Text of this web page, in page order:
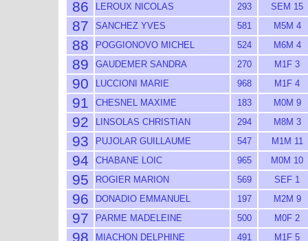
86 LEROUX NICOLAS 293 SEM 15
87 SANCHEZ YVES 581 M5M 4
88 POGGIONOVO MICHEL 524 M6M 4
89 GAUDEMER SANDRA 270 M1F 3
90 LUCCIONI MARIE 968 M1F 4
91 CHESNEL MAXIME 183 M0M 9
92 LINSOLAS CHRISTIAN 294 M8M 3
93 PUJOLAR GUILLAUME 547 M1M 11
94 CHABANE LOIC 965 M0M 10
95 ROGIER MARION 569 SEF 1
96 DONADIO EMMANUEL 197 M2M 9
97 PARME MADELEINE 500 M0F 2
98 MIACHON DELPHINE 491 M1F 5